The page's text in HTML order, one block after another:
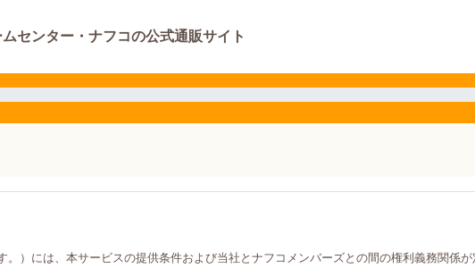
センター・ナフコの公式通販サイト
）には、本サービスの提供条件および当社とナフコメンバーズとの間の権利義務関係が